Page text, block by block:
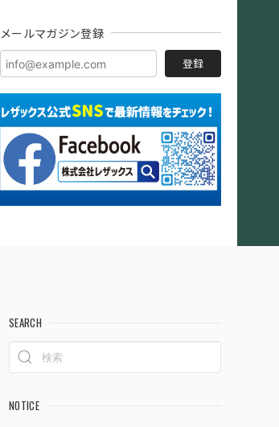
メールマガジン登録
登録
SEARCH
NOTICE